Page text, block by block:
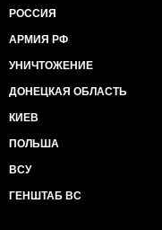
РОССИЯ
АРМИЯ РФ
УНИЧТОЖЕНИЕ
ДОНЕЦКАЯ ОБЛАСТЬ
КИЕВ
ПОЛЬША
ВСУ
ГЕНШТАБ ВС